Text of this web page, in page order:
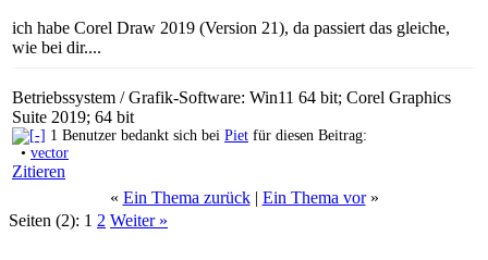
ich habe Corel Draw 2019 (Version 21), da passiert das gleiche,
wie bei dir....
Betriebssystem / Grafik-Software: Win11 64 bit; Corel Graphics
Suite 2019; 64 bit
1 Benutzer bedankt sich bei Piet für diesen Beitrag:
• vector
Zitieren
« Ein Thema zurück| Ein Thema vor»
Seiten (2): 1 2 Weiter »